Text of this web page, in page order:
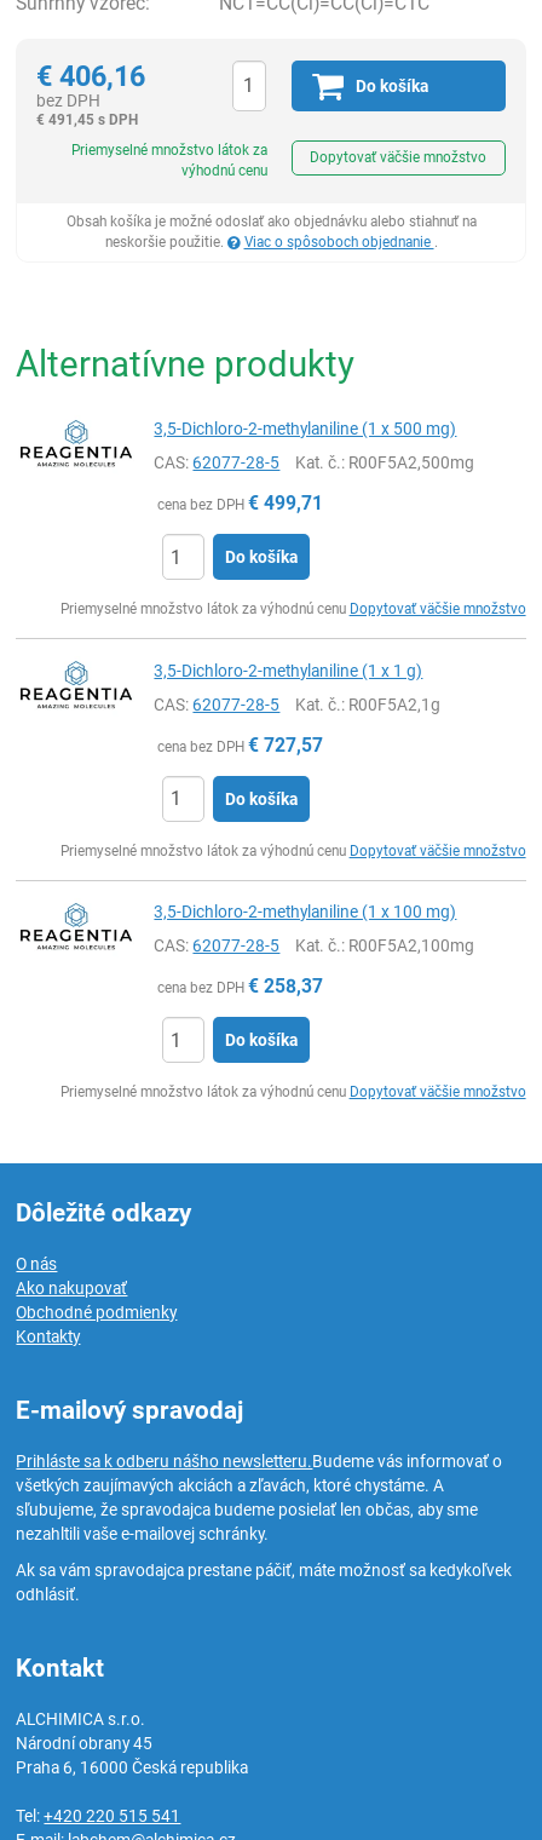
€ 406,16
bez DPH
€ 491,45 s DPH
Do košíka
Priemyselné množstvo látok za
výhodnú cenu
Dopytovať väčšie množstvo
Obsah košíka je možné odoslať ako objednávku alebo stiahnuť na
neskoršie použitie.
Viac o spôsoboch objednanie .
Alternatívne produkty
3,5-Dichloro-2-methylaniline (1 x 500 mg)
CAS:62077-28-5 Kat. č.: R00F5A2,500mg
cena bez DPH € 499,71
Do košíka
Priemyselné množstvo látok za výhodnú cenu Dopytovať väčšie množstvo
3,5-Dichloro-2-methylaniline (1 x 1 g)
CAS:62077-28-5 Kat. č.: R00F5A2,1g
cena bez DPH € 727,57
Do košíka
Priemyselné množstvo látok za výhodnú cenu Dopytovať väčšie množstvo
3,5-Dichloro-2-methylaniline (1 x 100 mg)
CAS:62077-28-5 Kat. č.: R00F5A2,100mg
cena bez DPH € 258,37
Do košíka
Priemyselné množstvo látok za výhodnú cenu Dopytovať väčšie množstvo
Dôležité odkazy
O nás
Ako nakupovať
Obchodné podmienky
Kontakty
E-mailový spravodaj
Prihláste sa k odberu nášho newsletteru.Budeme vás informovať o
všetkých zaujímavých akciách a zľavách, ktoré chystáme. A
sľubujeme, že spravodajca budeme posielať len občas, aby sme
nezahltili vaše e-mailovej schránky.
Ak sa vám spravodajca prestane páčiť, máte možnosť sa kedykoľvek
odhlásiť.
Kontakt
ALCHIMICA s.r.o.
Národní obrany 45
Praha 6, 16000Česká republika
Tel:+420 220 515 541